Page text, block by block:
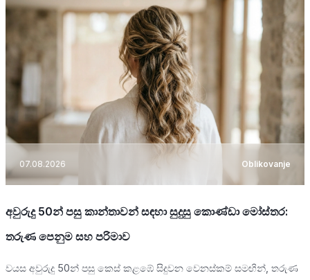
07.08.2026 Oblikovanje
අවුරුදු 50න් පසු කාන්තාවන් සඳහා සුදුසු කොණ්ඩා මෝස්තර:
තරුණ පෙනුම සහ පරිමාව
වයස අවුරුදු 50න් පසු කෙස් කළඹේ සිදුවන වෙනස්කම් සමඟින්, තරුණ